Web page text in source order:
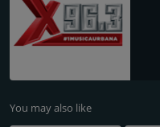
You may also like